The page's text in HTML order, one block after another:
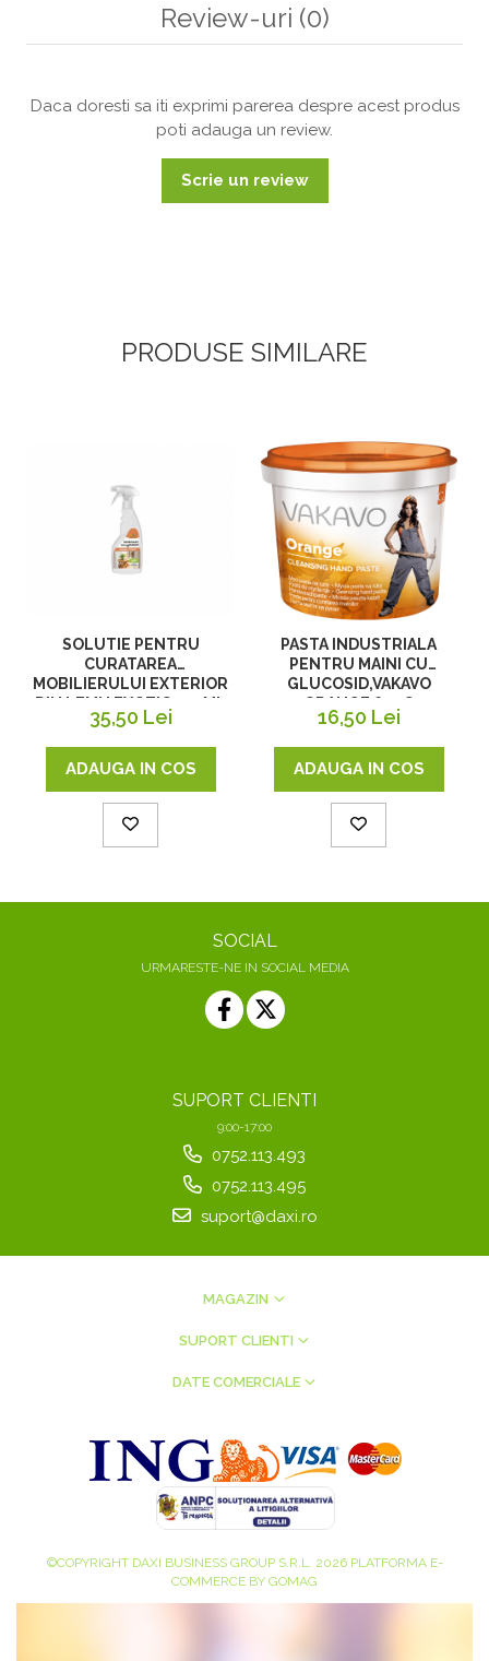
Review-uri (0)
Daca doresti sa iti exprimi parerea despre acest produs
poti adauga un review.
Scrie un review
PRODUSE SIMILARE
SOLUTIE PENTRU
CURATAREA
MOBILIERULUI EXTERIOR
DIN LEMN EXOTIC,500ML
35,50 Lei
ADAUGA IN COS
PASTA INDUSTRIALA
PENTRU MAINI CU
GLUCOSID,VAKAVO
ORANGE 600G
16,50 Lei
ADAUGA IN COS
SOCIAL
URMARESTE-NE IN SOCIAL MEDIA
SUPORT CLIENTI
9:00-17:00
0752.113.493
0752.113.495
suport@daxi.ro
MAGAZIN
SUPORT CLIENTI
DATE COMERCIALE
©COPYRIGHT DAXI BUSINESS GROUP S.R.L. 2026 PLATFORMA E-
COMMERCE BY GOMAG